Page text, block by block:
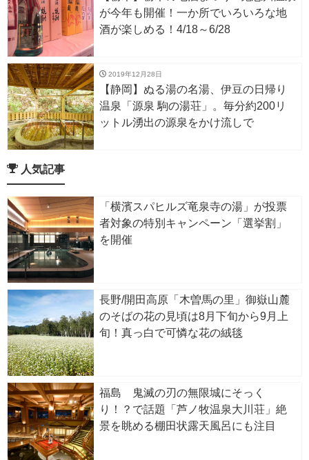
が今年も開催！一か所でいろいろな地
酒が楽しめる！4/18～6/28
2019年12月28日
【静岡】ぬる湯の名湯、伊豆の日帰り
温泉「源泉 駒の湯荘」。毎分約200リ
ットル湧出の源泉をかけ流しで
人気記事
「横濱スパヒルズ竜泉寺の湯」が投票
者対象の特別キャンペーン「選挙割」
を開催
長野/開田高原「木曽馬の里」御嶽山麓
のそばの花の見頃は8月下旬から9月上
旬！真っ白で可憐な花の絨毯
福島 鬼滅の刃の無限城にそっく
り！？で話題「芦ノ牧温泉大川荘」絶
景を眺める棚田状露天風呂にも注目